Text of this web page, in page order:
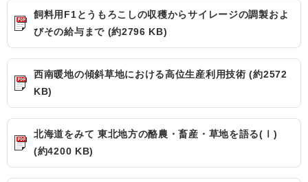
飼料用F1とうもろこしの収穫からサイレージの調製およ
びその給与まで (約2796 KB)
西南暖地の傾斜草地における高位生産利用技術 (約2572
KB)
北海道をみて 東北地方の酪農・畜産・草地を語る(Ⅰ)
(約4200 KB)